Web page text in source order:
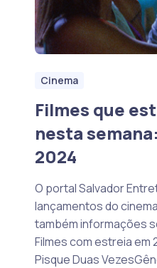
Cinema
Filmes que
nesta
2024
O portal Salvador
lançamentos do
também informações
Filmes com estreia em
Pisque Duas